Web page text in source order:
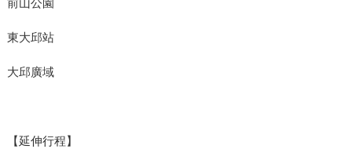
前山公園
東大邱站
大邱廣域
【延伸行程】